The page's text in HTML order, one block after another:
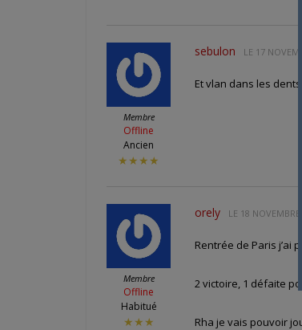
Membre
Offline
Ancien
★★★★
sebulon LE 17
Et vlan dans les
Membre
Offline
Habitué
★★★
orely LE 18
Rentrée de Paris j’ai
2 victoire, 1 défaite
Rha je vais pouvoir